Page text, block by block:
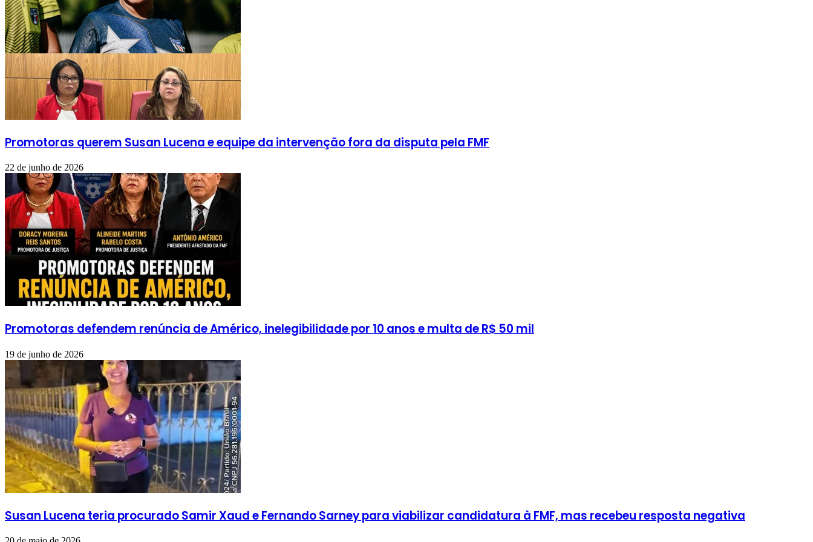
Promotoras querem Susan Lucena e equipe da intervenção fora da disputa pela FMF
22 de junho de 2026
Promotoras defendem renúncia de Américo, inelegibilidade por 10 anos e multa de R$ 50 mil
19 de junho de 2026
Susan Lucena teria procurado Samir Xaud e Fernando Sarney para viabilizar candidatura à FMF, mas recebeu resposta negativa